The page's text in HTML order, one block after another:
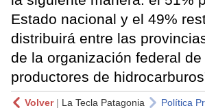
Estado nacional y el 49%
distribuirá entre las
de la organización federal de
productores de
Volver| La Tecla Patagonia Política